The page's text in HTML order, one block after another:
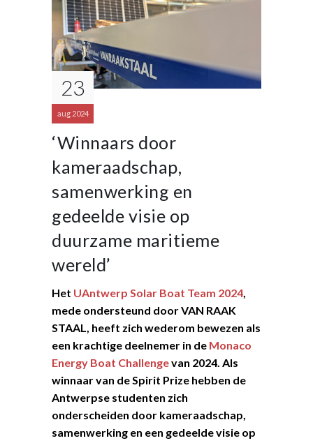
23
aug 2024
‘Winnaars door
kameraadschap,
samenwerking en
gedeelde visie op
duurzame maritieme
wereld’
Het UAntwerp Solar Boat Team 2024,
mede ondersteund door VAN RAAK
STAAL, heeft zich wederom bewezen als
een krachtige deelnemer in de Monaco
Energy Boat Challengevan 2024. Als
winnaar van de Spirit Prize hebben de
Antwerpse studenten zich
onderscheiden door kameraadschap,
samenwerking en een gedeelde visie op